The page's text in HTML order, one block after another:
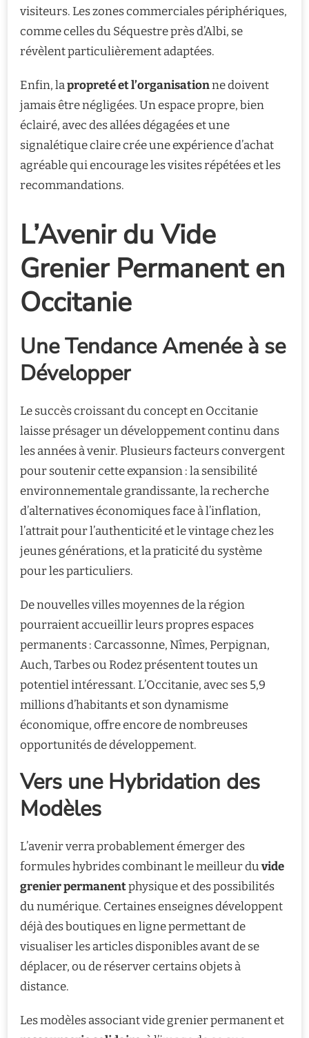
visiteurs. Les zones commerciales périphériques,
comme celles du Séquestre près d’Albi, se
révèlent particulièrement adaptées.
Enfin, lapropreté et l’organisationne doivent
jamais être négligées. Un espace propre, bien
éclairé, avec des allées dégagées et une
signalétique claire crée une expérience d’achat
agréable qui encourage les visites répétées et les
recommandations.
L’Avenir du Vide
Grenier Permanent en
Occitanie
Une Tendance Amenée à se
Développer
Le succès croissant du concept en Occitanie
laisse présager un développement continu dans
les années à venir. Plusieurs facteurs convergent
pour soutenir cette expansion : la sensibilité
environnementale grandissante, la recherche
d’alternatives économiques face à l’inflation,
l’attrait pour l’authenticité et le vintage chez les
jeunes générations, et la praticité du système
pour les particuliers.
De nouvelles villes moyennes de la région
pourraient accueillir leurs propres espaces
permanents : Carcassonne, Nîmes, Perpignan,
Auch, Tarbes ou Rodez présentent toutes un
potentiel intéressant. L’Occitanie, avec ses 5,9
millions d’habitants et son dynamisme
économique, offre encore de nombreuses
opportunités de développement.
Vers une Hybridation des
Modèles
L’avenir verra probablement émerger des
formules hybrides combinant le meilleur duvide
grenier permanentphysique et des possibilités
du numérique. Certaines enseignes développent
déjà des boutiques en ligne permettant de
visualiser les articles disponibles avant de se
déplacer, ou de réserver certains objets à
distance.
Les modèles associant vide grenier permanent et